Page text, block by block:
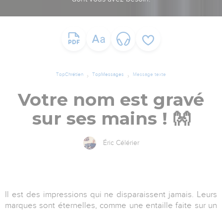
TopChrétien TopMessages Message texte
Votre nom est gravé
sur ses mains ! 👐
Éric Célérier
Il est des impressions qui ne disparaissent jamais. Leurs
marques sont éternelles, comme une entaille faite sur un